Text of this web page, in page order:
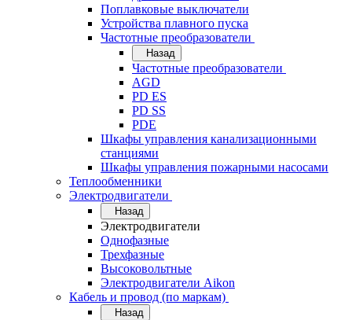
Поплавковые выключатели
Устройства плавного пуска
Частотные преобразователи
Назад
Частотные преобразователи
AGD
PD ES
PD SS
PDE
Шкафы управления канализационными
станциями
Шкафы управления пожарными насосами
Теплообменники
Электродвигатели
Назад
Электродвигатели
Однофазные
Трехфазные
Высоковольтные
Электродвигатели Aikon
Кабель и провод (по маркам)
Назад